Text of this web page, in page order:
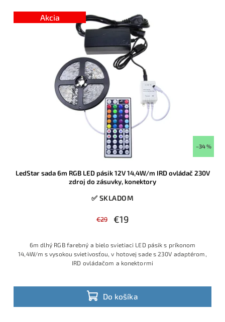
Akcia
–34 %
LedStar sada 6m RGB LED pásik 12V 14,4W/m IRD ovládač 230V
zdroj do zásuvky, konektory
✅ SKLADOM
€29 €19
Do košíka
6m dlhý RGB farebný a bielo svietiaci LED pásik s príkonom
14,4W/m s vysokou svietivosťou, v hotovej sade s 230V adaptérom,
IRD ovládačom a konektormi